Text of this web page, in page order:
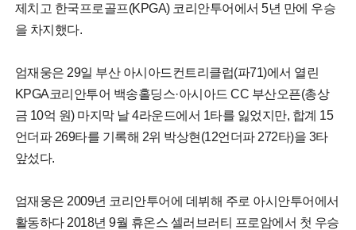
제치고 한국프로골프(KPGA) 코리안투어에서 5년 만에 우승
을 차지했다.
엄재웅은 29일 부산 아시아드컨트리클럽(파71)에서 열린
KPGA코리안투어 백송홀딩스·아시아드 CC 부산오픈(총상
금 10억 원) 마지막 날 4라운드에서 1타를 잃었지만, 합계 15
언더파 269타를 기록해 2위 박상현(12언더파 272타)을 3타
앞섰다.
엄재웅은 2009년 코리안투어에 데뷔해 주로 아시안투어에서
활동하다 2018년 9월 휴온스 셀러브러티 프로암에서 첫 우승